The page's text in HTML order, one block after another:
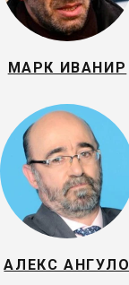
МАРК ИВАНИР
АЛЕКС АНГУЛО